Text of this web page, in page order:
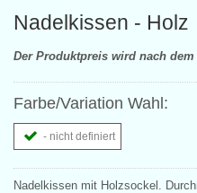
Nadelkissen - Holz
Der Produktpreis wird nach
Farbe/Variation Wahl:
- nicht definiert
Nadelkissen mit Holzsockel.